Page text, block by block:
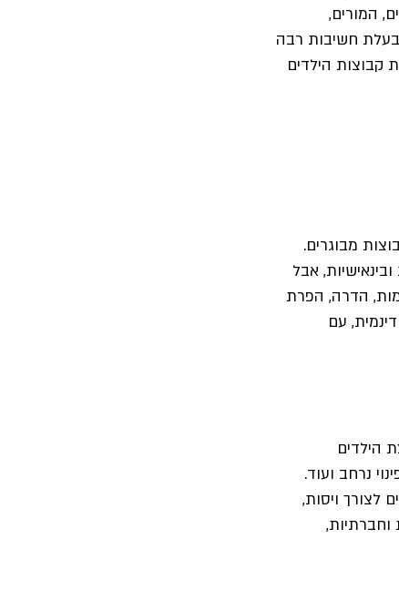
המורים,
חשיבות רבה
קבוצות הילדים
מבוגרים.
אבל
הדרה, הפרת
עם
הילדים
נרחב ועוד.
לצורך ויסות,
וחברתיות,